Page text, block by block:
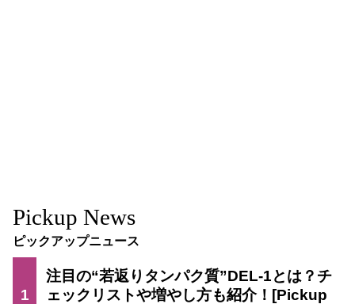
Pickup News
ピックアップニュース
1
注目の“若返りタンパク質”DEL-1とは？チ
ェックリストや増やし方も紹介！